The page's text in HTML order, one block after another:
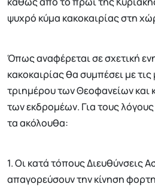
ψυχρό κύμα κακοκαιρίας στη
Όπως αναφέρεται σε σχετική
κακοκαιρίας θα συμπέσει με τις
τριημέρου των Θεοφανείων και
των εκδρομέων. Για τους
τα ακόλουθα:
1. Οι κατά τόπους Διευθύνσεις
απαγορεύσουν την κίνηση